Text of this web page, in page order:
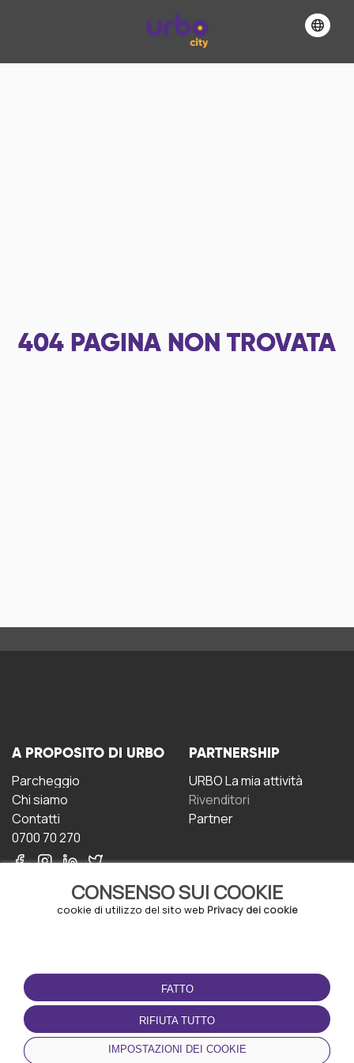
404 PAGINA NON TROVATA
CONSENSO SUI COOKIE
cookie di utilizzo del sito web Privacy dei cookie
FATTO
RIFIUTA TUTTO
IMPOSTAZIONI DEI COOKIE
A PROPOSITO DI URBO
Parcheggio
Chi siamo
Contatti
0700 70 270
PARTNERSHIP
URBO La mia attività
Rivenditori
Partner
CONDIZIONI D'USO
Termini e Condizioni
Politica sulla riservatezza
Gestione dei Cookie
SCARICA L'APP